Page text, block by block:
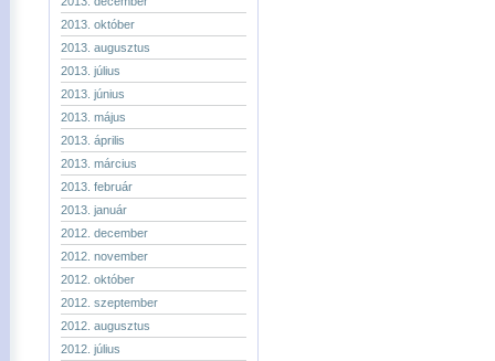
2013. október
2013. augusztus
2013. július
2013. június
2013. május
2013. április
2013. március
2013. február
2013. január
2012. december
2012. november
2012. október
2012. szeptember
2012. augusztus
2012. július